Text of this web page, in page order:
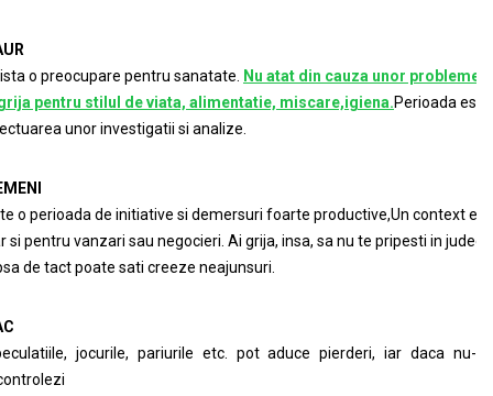
o preocupare pentru sanatate.
Nu atat din cauza unor probleme
pentru stilul de viata, alimentatie, miscare,igiena.Perioada
unor investigatii si analize.
o perioada de initiative si demersuri foarte productive,Un context
si pentru vanzari sau negocieri. Ai grija, insa, sa nu te pripesti in
de tact poate sa­ti creeze neajunsuri.
jocurile, pariurile etc. pot aduce pierderi, iar daca nu­-